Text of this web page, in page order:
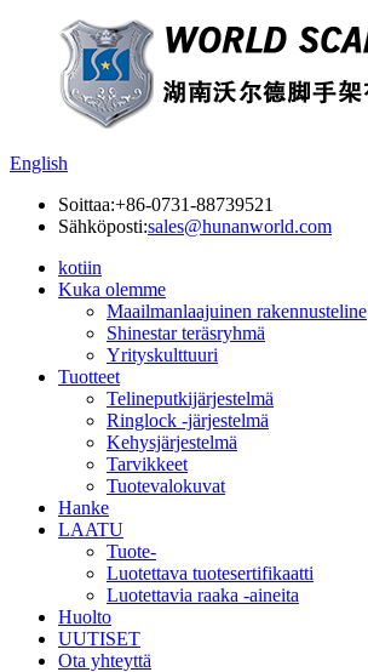
English
Soittaa:+86-0731-88739521
Sähköposti:sales@hunanworld.com
kotiin
Kuka olemme
Maailmanlaajuinen rakennusteline
Shinestar teräsryhmä
Yrityskulttuuri
Tuotteet
Telineputkijärjestelmä
Ringlock -järjestelmä
Kehysjärjestelmä
Tarvikkeet
Tuotevalokuvat
Hanke
LAATU
Tuote-
Luotettava tuotesertifikaatti
Luotettavia raaka -aineita
Huolto
UUTISET
Ota yhteyttä